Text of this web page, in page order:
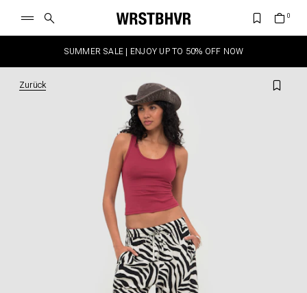
SUMMER SALE | ENJOY UP TO 50% OFF NOW
Zurück